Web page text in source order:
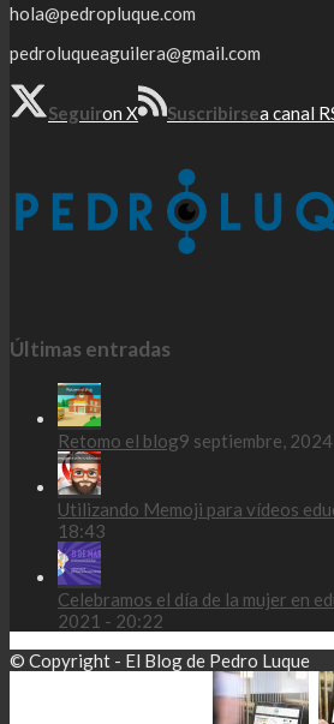
hola@pedropluque.com
pedroluqueaguilera@gmail.com
Seguiron X Suscribirsea canal
Últimas entradas
Retomo el blog9 septiembre,
Utilizando Memoji para vídeos
18:43
Celebramos el día de la mujer en
2021 - 20:22
© Copyright - El Blog de Pedro Luque